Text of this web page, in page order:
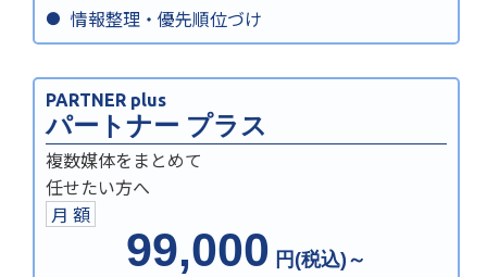
情報整理・優先順位づけ
PARTNER plus
パートナー プラス
複数媒体をまとめて
任せたい方へ
月 額
99,000 円(税込)～